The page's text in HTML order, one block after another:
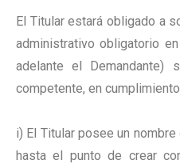
El Titular estará obligado a
administrativo obligatorio
adelante el Demandante)
competente, en
i) El Titular posee un
hasta el punto de crear